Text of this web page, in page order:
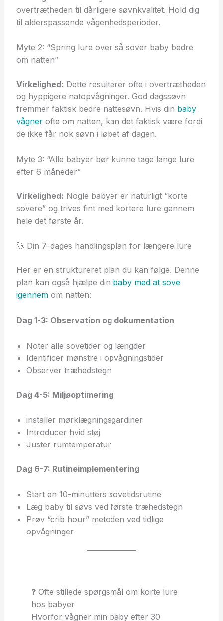
overtrætheden til dårligere søvnkvalitet. Hold dig
til alderspassende vågenhedsperioder.
Myte 2: “Spring lure over så sover baby bedre
om natten”
Virkelighed: Dette resulterer ofte i overtrætheden
og hyppigere natopvågninger. God dagssøvn
fremmer faktisk bedre nattesøvn. Hvis din baby
vågnerofte om natten, kan det faktisk være fordi
de ikke får nok søvn i løbet af dagen.
Myte 3: “Alle babyer bør kunne tage lange lure
efter 6 måneder”
Virkelighed: Nogle babyer er naturligt “korte
sovere” og trives fint med kortere lure gennem
hele det første år.
🚀 Din 7-dages handlingsplan for længere lure
Her er en struktureret plan du kan følge. Denne
plan kan også hjælpe din baby med at sove
igennemom natten:
Dag 1-3: Observation og dokumentation
Noter alle sovetider og længder
Identificer mønstre i opvågningstider
Observer træhedstegn
Dag 4-5: Miljøoptimering
installer mørklægningsgardiner
Introducer hvid støj
Juster rumtemperatur
Dag 6-7: Rutineimplementering
Start en 10-minutters sovetidsrutine
Læg baby til søvs ved første træhedstegn
Prøv “crib hour” metoden ved tidlige
opvågninger
❓ Ofte stillede spørgsmål om korte lure
hos babyer
Hvorfor vågner min baby efter 30